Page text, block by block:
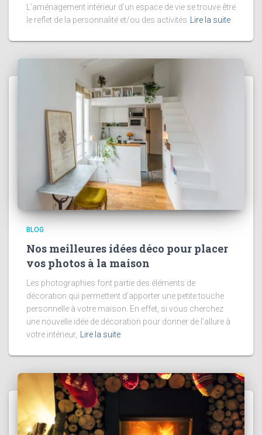
L’aménagement intérieur d’un espace de vie se trouve être
le reflet de la personnalité et/ou des activités
Lire la suite
BLOG
Nos meilleures idées déco pour placer
vos photos à la maison
Les photographies font partie des éléments de
décoration qui permettent d’apporter une petite touche
personnelle à votre maison. En effet, si vous cherchez
une nouvelle idée de décoration pour donner de l’allure à
votre intérieur,
Lire la suite